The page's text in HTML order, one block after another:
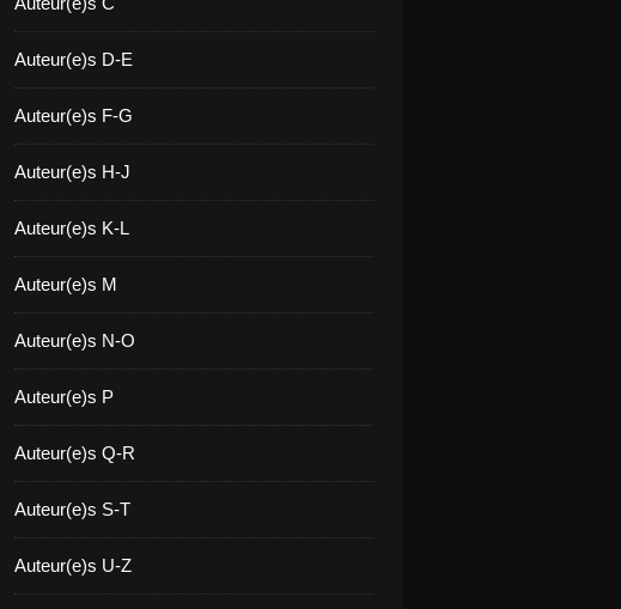
Auteur(e)s D-E
Auteur(e)s F-G
Auteur(e)s H-J
Auteur(e)s K-L
Auteur(e)s M
Auteur(e)s N-O
Auteur(e)s P
Auteur(e)s Q-R
Auteur(e)s S-T
Auteur(e)s U-Z